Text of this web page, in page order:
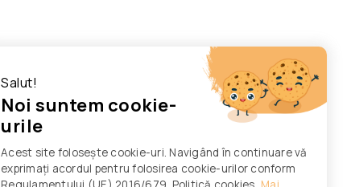
Salut!
Noi suntem cookie-
urile
Acest site folosește cookie-uri. Navigând în continuare vă
exprimați acordul pentru folosirea cookie-urilor conform